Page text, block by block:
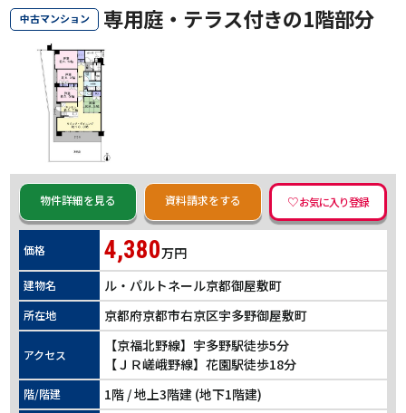
中古マンション 専用庭・テラス付きの1階部分
物件詳細を見る 資料請求をする
価格 4,380万円
建物名 ル・パルトネール京都御屋敷町
所在地 京都府京都市右京区宇多野御屋敷町
アクセス
【京福北野線】宇多野駅徒歩5分
【ＪＲ嵯峨野線】花園駅徒歩18分
階/階建 1階 / 地上3階建 (地下1階建)